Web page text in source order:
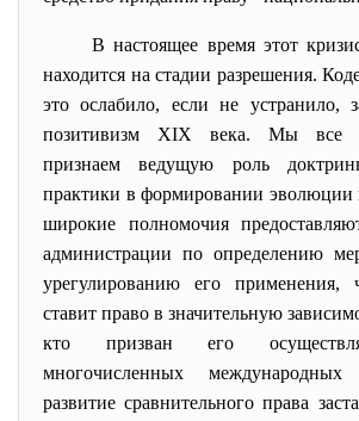
В настоящее время этот
находится на стадии разрешения.
это ослабило, если не устранило,
позитивизм XIX века. Мы все
признаем ведущую роль
практики в формировании эволюции
широкие полномочия
администрации по определению
урегулированию его применения,
ставит право в значительную
кто призван его
многочисленных
развитие сравнительного права